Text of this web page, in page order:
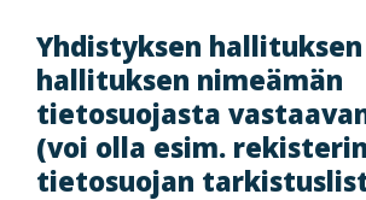
Yhdistyksen
hallituksen nimeämän
tietosuojasta
(voi olla esim.
tietosuojan